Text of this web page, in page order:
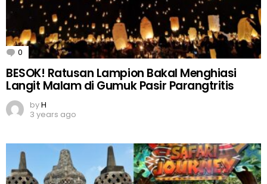
0 Comments
BESOK! Ratusan Lampion Bakal Menghiasi
Langit Malam di Gumuk Pasir Parangtritis
byH
3 years ago